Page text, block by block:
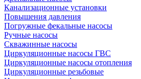
Канализационные установки
Повышения давления
Погружные фекальные насосы
Ручные насосы
Скважинные насосы
Циркуляционные насосы ГВС
Циркуляционные насосы отопления
Циркуляционные резьбовые